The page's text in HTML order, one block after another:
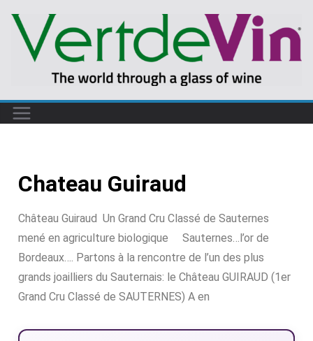
Chateau Guiraud
Château Guiraud Un Grand Cru Classé de Sauternes
mené en agriculture biologique Sauternes…l’or de
Bordeaux…. Partons à la rencontre de l’un des plus
grands joailliers du Sauternais: le Château GUIRAUD (1er
Grand Cru Classé de SAUTERNES) A en